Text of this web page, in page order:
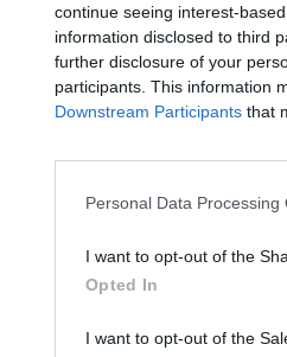
continue seeing interest-
information disclosed to third
further disclosure of your
participants. This information
Downstream Participants that
Personal Data Processing
I want to opt-out of the
Opted In
I want to opt-out of the
questi 20 anni si è provato a
di questi giorni è stata così
e le responsabilità “non sono
stiamo preparando a ogni
sicurezza del personale della
l’importante aiuto della Difesa,
il ministro “c’è il problema dei
La strada è quella della
per la sicurezza”.